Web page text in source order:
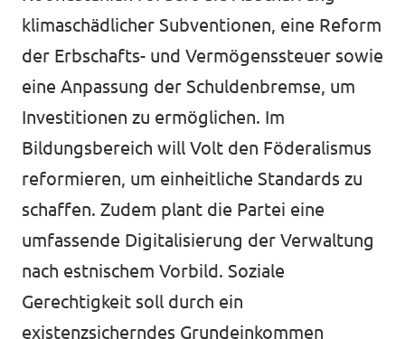
klimaschädlicher Subventionen, eine Reform
der Erbschafts- und Vermögenssteuer sowie
eine Anpassung der Schuldenbremse, um
Investitionen zu ermöglichen. Im
Bildungsbereich will Volt den Föderalismus
reformieren, um einheitliche Standards zu
schaffen. Zudem plant die Partei eine
umfassende Digitalisierung der Verwaltung
nach estnischem Vorbild. Soziale
Gerechtigkeit soll durch ein
existenzsicherndes Grundeinkommen